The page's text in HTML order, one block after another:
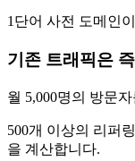
1단어 사전 도메인
기존 트래픽은
월 5,000명의 방문
500개 이상의 리퍼
을 계산합니다.